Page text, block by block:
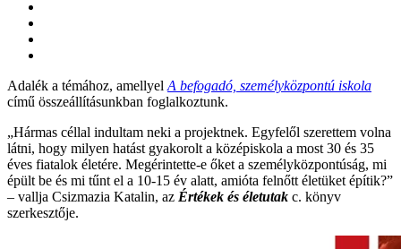
Adalék a témához, amellyel A befogadó, személyközpontú iskola
című összeállításunkban foglalkoztunk.
„Hármas céllal indultam neki a projektnek. Egyfelől szerettem volna
látni, hogy milyen hatást gyakorolt a középiskola a most 30 és 35
éves fiatalok életére. Megérintette-e őket a személyközpontúság, mi
épült be és mi tűnt el a 10-15 év alatt, amióta felnőtt életüket építik?”
– vallja Csizmazia Katalin, az Értékek és életutak c. könyv
szerkesztője.